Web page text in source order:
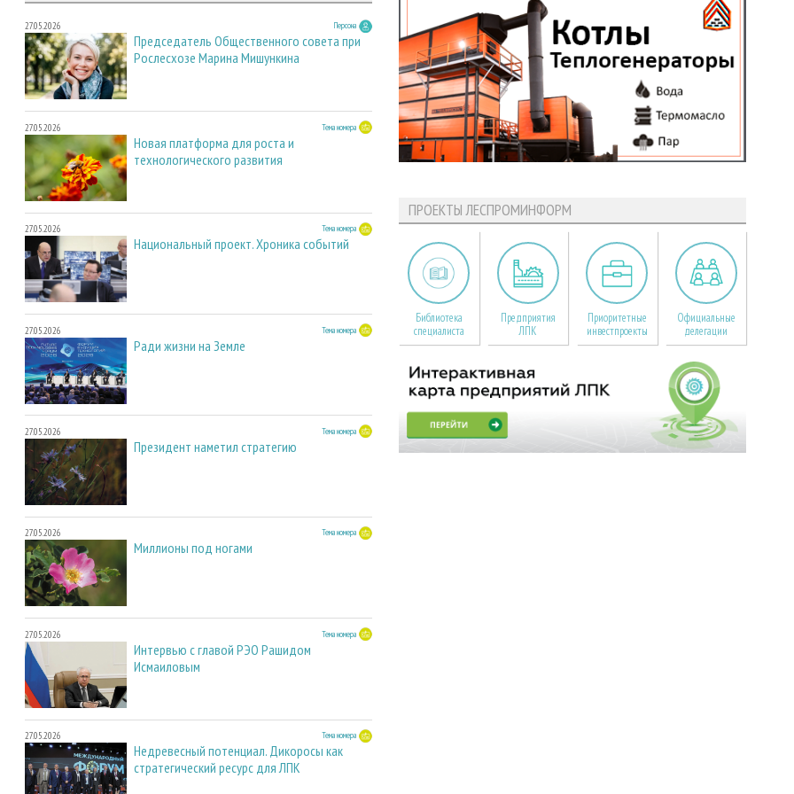
27.05.2026 Персона
Председатель Общественного совета при
Рослесхозе Марина Мишункина
27.05.2026 Тема номера
Новая платформа для роста и
технологического развития
27.05.2026 Тема номера
Национальный проект. Хроника событий
27.05.2026 Тема номера
Ради жизни на Земле
27.05.2026 Тема номера
Президент наметил стратегию
27.05.2026 Тема номера
Миллионы под ногами
27.05.2026 Тема номера
Интервью с главой РЭО Рашидом
Исмаиловым
27.05.2026 Тема номера
Недревесный потенциал. Дикоросы как
стратегический ресурс для ЛПК
ПРОЕКТЫ ЛЕСПРОМИНФОРМ
Библиотека
специалиста
Предприятия
ЛПК
Приоритетные
инвестпроекты
Официальные
делегации